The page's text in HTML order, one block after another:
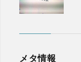
メタ情報